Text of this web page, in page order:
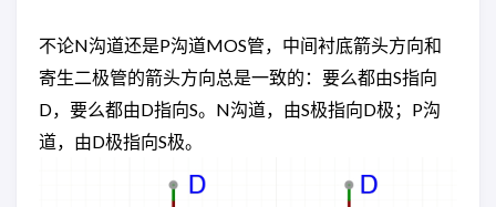
不论N沟道还是P沟道MOS管，中间衬底箭头方向和
寄生二极管的箭头方向总是一致的：要么都由S指向
D，要么都由D指向S。N沟道，由S极指向D极；P沟
道，由D极指向S极。